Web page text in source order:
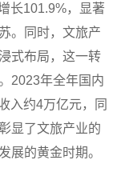
长101.9%，显著
。同时，文旅产
式布局，这一转
2023年全年国内
入约4万亿元，同
显了文旅产业的
展的黄金时期。